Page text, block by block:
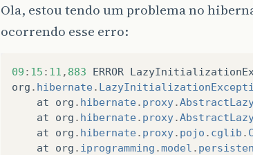
Ola, estou tendo um problema no
ocorrendo esse erro:
09 : 15 : 11 , 883 ERROR
org . hibernate.
at
org . hibernate. proxy.
at
org . hibernate. proxy.
at
org . hibernate. proxy. pojo . cglib .
at
org . iprogramming .model .